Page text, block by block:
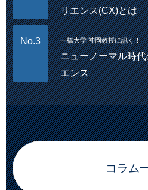
リエンス(CX)とは
No.3 一橋大学 神岡教授に訊く！
ニューノーマル時
エンス
コラム